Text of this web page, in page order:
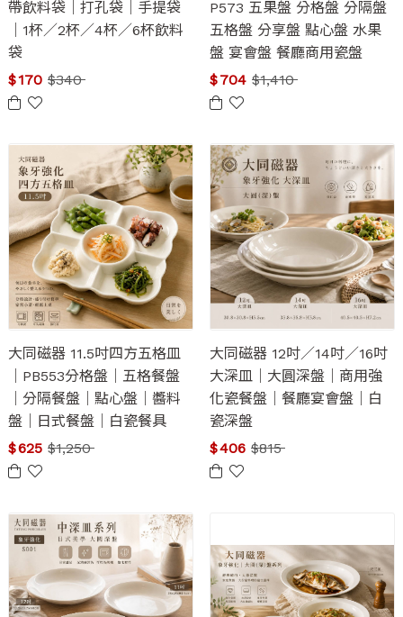
帶飲料袋｜打孔袋｜手提袋
｜1杯／2杯／4杯／6杯飲料
袋
$340
$170
P573 五果盤 分格盤 分隔盤
五格盤 分享盤 點心盤 水果
盤 宴會盤 餐廳商用瓷盤
$1,410
$704
大同磁器 11.5吋四方五格皿
｜PB553分格盤｜五格餐盤
｜分隔餐盤｜點心盤｜醬料
盤｜日式餐盤｜白瓷餐具
$1,250
$625
大同磁器 12吋／14吋／16吋
大深皿｜大圓深盤｜商用強
化瓷餐盤｜餐廳宴會盤｜白
瓷深盤
$815
$406